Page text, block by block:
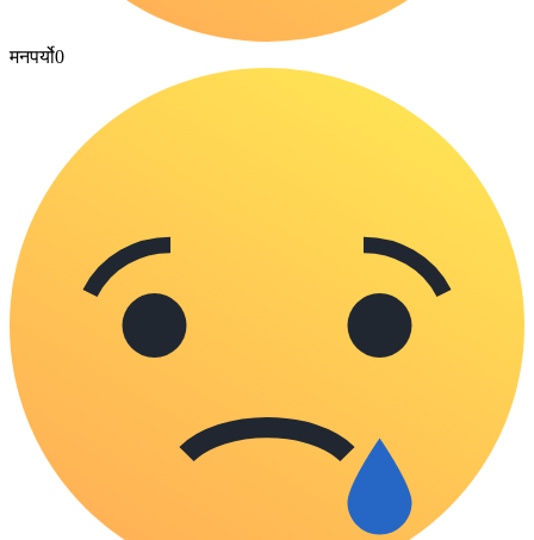
मनपर्यो0